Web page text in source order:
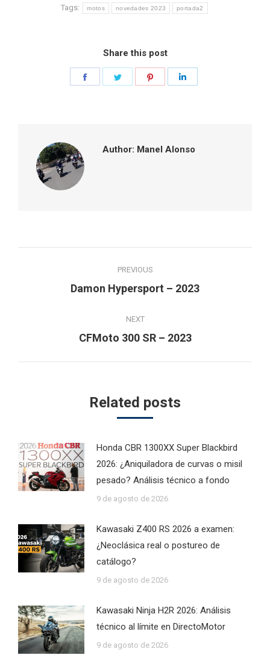
Tags: motos novedades 2023 portada2
Share this post
Author: Manel Alonso
navigation
PREVIOUS
Previous
Damon Hypersport – 2023
NEXT
Next
CFMoto 300 SR – 2023
Related posts
Honda CBR 1300XX Super Blackbird
2026: ¿Aniquiladora de curvas o misil
pesado? Análisis técnico a fondo
9 de agosto de 2026
Kawasaki Z400 RS 2026 a examen:
¿Neoclásica real o postureo de
catálogo?
9 de agosto de 2026
Kawasaki Ninja H2R 2026: Análisis
técnico al límite en DirectoMotor
9 de agosto de 2026